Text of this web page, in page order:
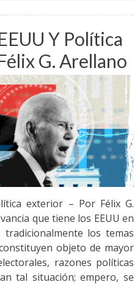
Y Política
G. Arellano
exterior – Por Félix G.
que tiene los EEUU en
los temas
objeto de mayor
razones políticas
tal situación; empero, se